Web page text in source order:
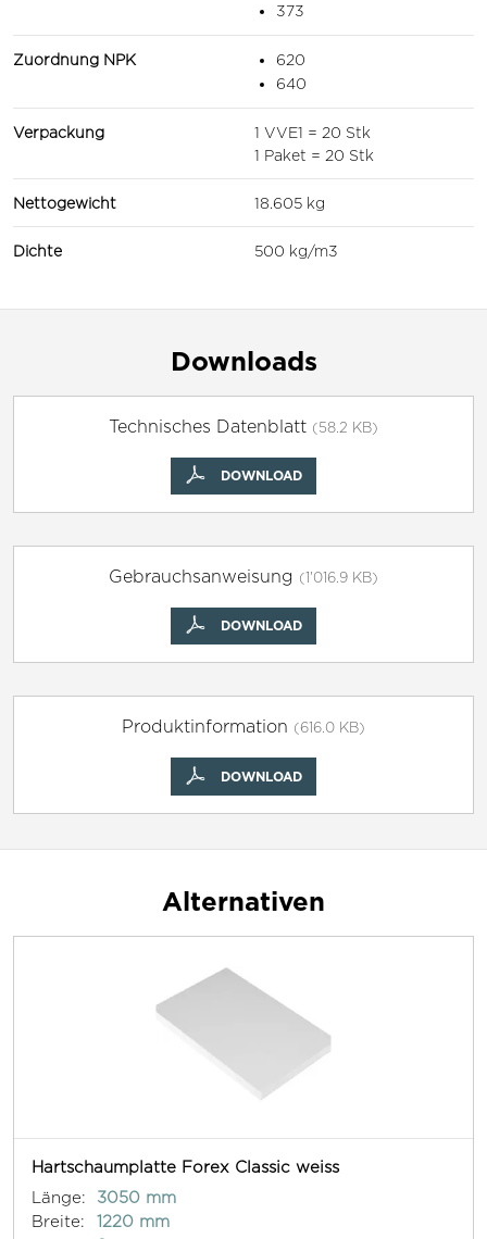
373
Zuordnung NPK
620
640
Verpackung
1 VVE1 = 20 Stk
1 Paket = 20 Stk
Nettogewicht 18.605 kg
Dichte 500 kg/m3
Downloads
Technisches Datenblatt (58.2 KB)
DOWNLOAD
Gebrauchsanweisung (1'016.9 KB)
DOWNLOAD
Produktinformation (616.0 KB)
DOWNLOAD
Alternativen
Hartschaumplatte Forex Classic weiss
Länge:
3050 mm
Breite:
1220 mm